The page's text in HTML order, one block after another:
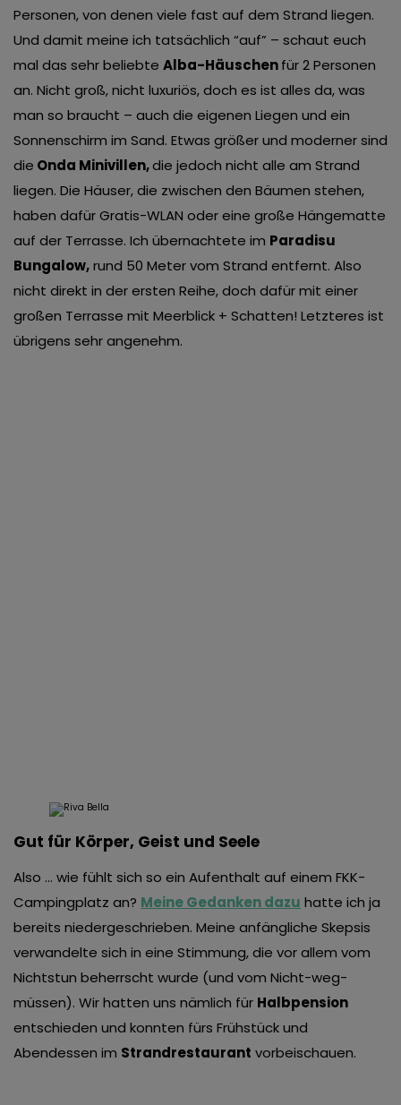
Personen, von denen viele fast auf dem Strand liegen.
Und damit meine ich tatsächlich “auf” – schaut euch
mal das sehr beliebte Alba-Häuschenfür 2 Personen
an. Nicht groß, nicht luxuriös, doch es ist alles da, was
man so braucht – auch die eigenen Liegen und ein
Sonnenschirm im Sand. Etwas größer und moderner sind
die Onda Minivillen,die jedoch nicht alle am Strand
liegen. Die Häuser, die zwischen den Bäumen stehen,
haben dafür Gratis-WLAN oder eine große Hängematte
auf der Terrasse. Ich übernachtete im Paradisu
Bungalow,rund 50 Meter vom Strand entfernt. Also
nicht direkt in der ersten Reihe, doch dafür mit einer
großen Terrasse mit Meerblick + Schatten! Letzteres ist
übrigens sehr angenehm.
Gut für Körper, Geist und Seele
Also … wie fühlt sich so ein Aufenthalt auf einem FKK-
Campingplatz an? Meine Gedanken dazu hatte ich ja
bereits niedergeschrieben. Meine anfängliche Skepsis
verwandelte sich in eine Stimmung, die vor allem vom
Nichtstun beherrscht wurde (und vom Nicht-weg-
müssen). Wir hatten uns nämlich für Halbpension
entschieden und konnten fürs Frühstück und
Abendessen im Strandrestaurant vorbeischauen.